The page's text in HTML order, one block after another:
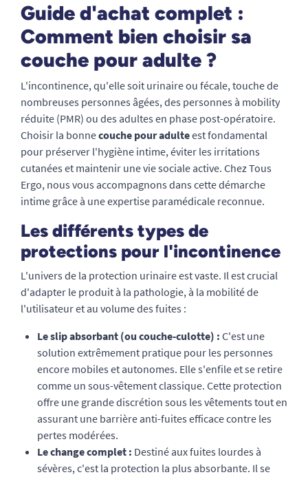
Guide d'achat complet :
Comment bien choisir sa
couche pour adulte ?
L'incontinence, qu'elle soit urinaire ou fécale, touche de
nombreuses personnes âgées, des personnes à mobility
réduite (PMR) ou des adultes en phase post-opératoire.
Choisir la bonnecouche pour adulteest fondamental
pour préserver l'hygiène intime, éviter les irritations
cutanées et maintenir une vie sociale active. Chez Tous
Ergo, nous vous accompagnons dans cette démarche
intime grâce à une expertise paramédicale reconnue.
Les différents types de
protections pour l'incontinence
L'univers de la protection urinaire est vaste. Il est crucial
d'adapter le produit à la pathologie, à la mobilité de
l'utilisateur et au volume des fuites :
Le slip absorbant (ou couche-culotte) : C'est une
solution extrêmement pratique pour les personnes
encore mobiles et autonomes. Elle s'enfile et se retire
comme un sous-vêtement classique. Cette protection
offre une grande discrétion sous les vêtements tout en
assurant une barrière anti-fuites efficace contre les
pertes modérées.
Le change complet : Destiné aux fuites lourdes à
sévères, c'est la protection la plus absorbante. Il se